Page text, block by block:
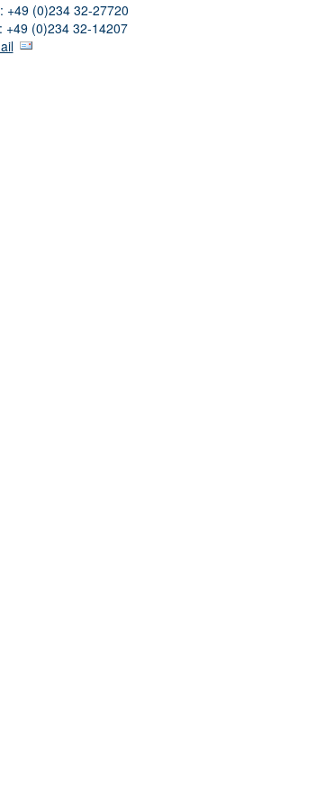
+49 (0)234 32-27720
+49 (0)234 32-14207